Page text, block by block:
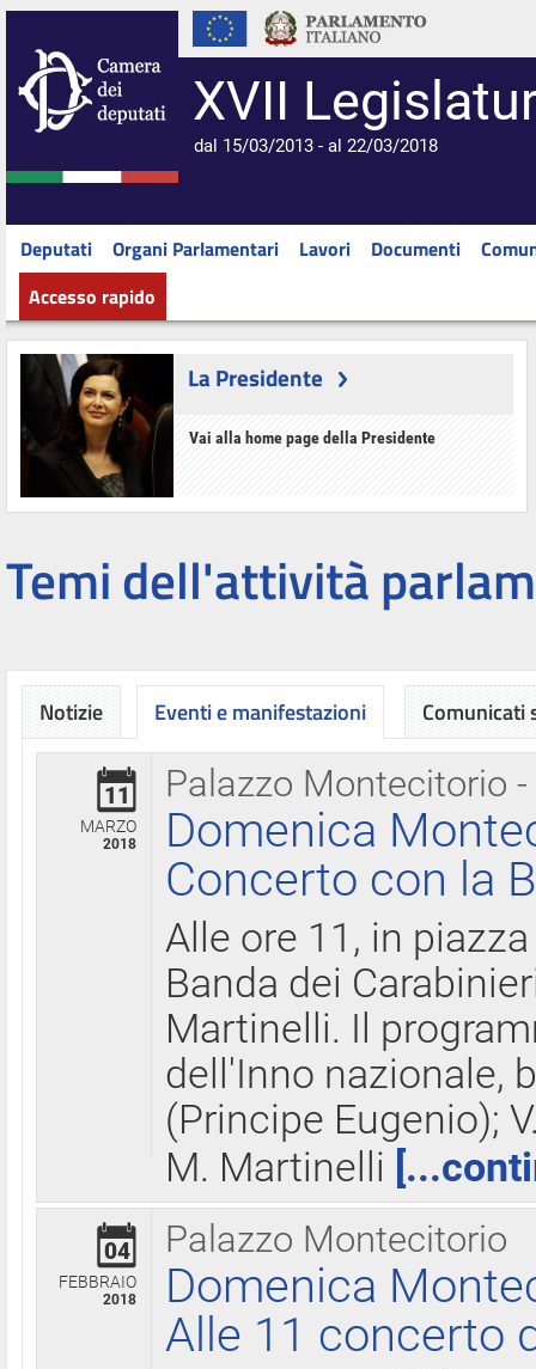
XVII
dal 15/03/2013 - al 22/03/2018
Deputati Organi Parlamentari Lavori Documenti
Accesso rapido
La Presidente
Vai alla home page della Presidente
Temi dell'attività
Notizie Eventi e manifestazioni
Palazzo Montecitorio
11
MARZO
2018
Domenica
Concerto con la
Alle ore 11, in
Banda dei
Martinelli. Il
dell'Inno nazionale,
(Principe Eugenio);
M. Martinelli
Palazzo Montecitorio
04
FEBBRAIO
2018
Domenica
Alle 11 concerto
Comunicati